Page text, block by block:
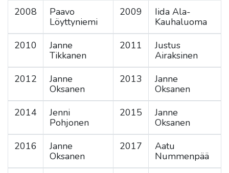
2008
Paavo
Löyttyniemi
2009
Iida Ala-
Kauhaluoma
2010
Janne
Tikkanen
2011
Justus
Airaksinen
2012
Janne
Oksanen
2013
Janne
Oksanen
2014
Jenni
Pohjonen
2015
Janne
Oksanen
2016
Janne
Oksanen
2017
Aatu
Nummenpää